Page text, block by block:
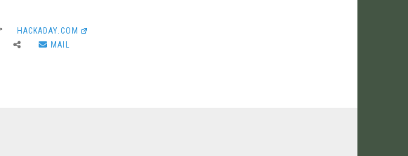
HACKADAY.COM
MAIL